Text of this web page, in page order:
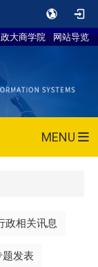
政大商学院 网站导览
MENU
政相关讯息
题发表